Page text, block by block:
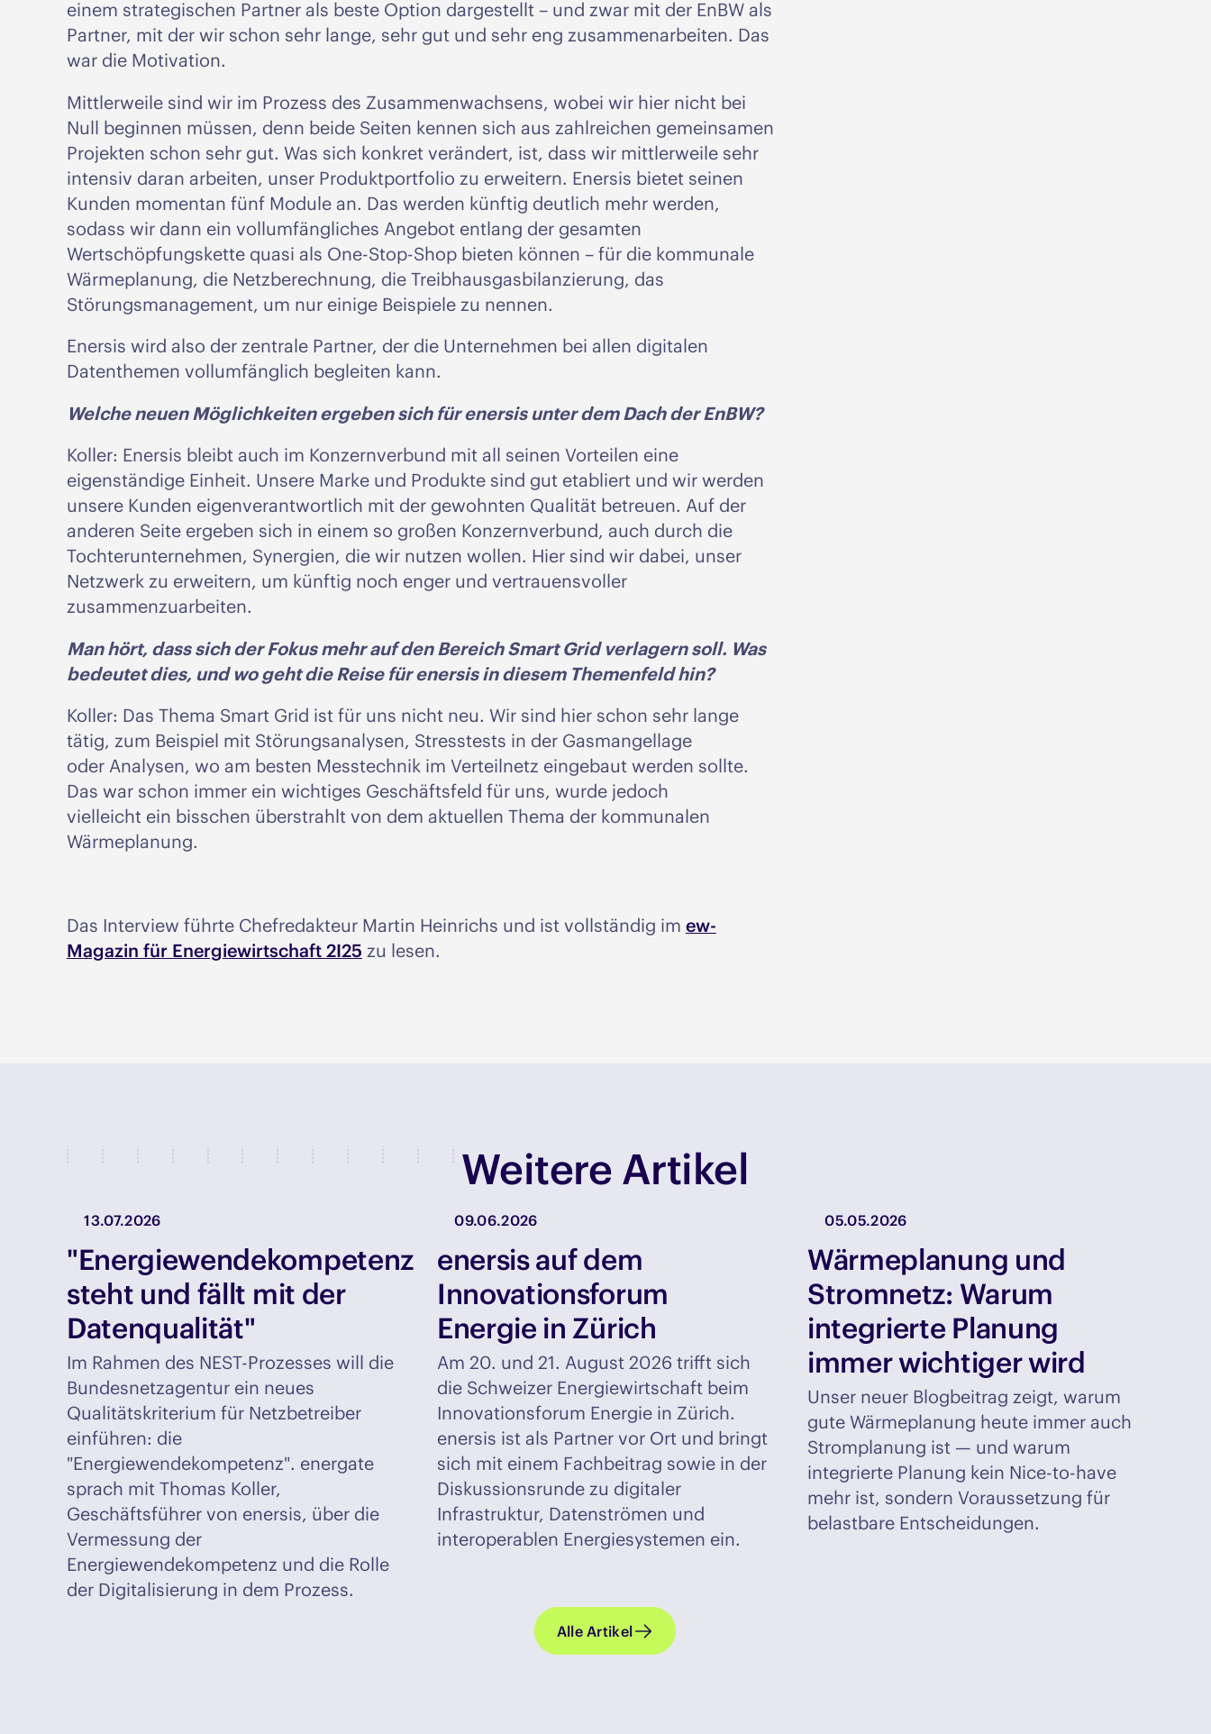
einem strategischen Partner als beste Option dargestellt – und zwar mit der EnBW als
Partner, mit der wir schon sehr lange, sehr gut und sehr eng zusammenarbeiten. Das
war die Motivation.
Mittlerweile sind wir im Prozess des Zusammenwachsens, wobei wir hier nicht bei
Null beginnen müssen, denn beide Seiten kennen sich aus zahlreichen gemeinsamen
Projekten schon sehr gut. Was sich konkret verändert, ist, dass wir mittlerweile sehr
intensiv daran arbeiten, unser Produktportfolio zu erweitern. Enersis bietet seinen
Kunden momentan fünf Module an. Das werden künftig deutlich mehr werden,
sodass wir dann ein vollumfängliches Angebot entlang der gesamten
Wertschöpfungskette quasi als One-Stop-Shop bieten können – für die kommunale
Wärmeplanung, die Netzberechnung, die Treibhausgasbilanzierung, das
Störungsmanagement, um nur einige Beispiele zu nennen.
Enersis wird also der zentrale Partner, der die Unternehmen bei allen digitalen
Datenthemen vollumfänglich begleiten kann.
Welche neuen Möglichkeiten ergeben sich für enersis unter dem Dach der EnBW?
Koller: Enersis bleibt auch im Konzernverbund mit all seinen Vorteilen eine
eigenständige Einheit. Unsere Marke und Produkte sind gut etabliert und wir werden
unsere Kunden eigenverantwortlich mit der gewohnten Qualität betreuen. Auf der
anderen Seite ergeben sich in einem so großen Konzernverbund, auch durch die
Tochterunternehmen, Synergien, die wir nutzen wollen. Hier sind wir dabei, unser
Netzwerk zu erweitern, um künftig noch enger und vertrauensvoller
zusammenzuarbeiten.
Man hört, dass sich der Fokus mehr auf den Bereich Smart Grid verlagern soll. Was
bedeutet dies, und wo geht die Reise für enersis in diesem Themenfeld hin?
Koller: Das Thema Smart Grid ist für uns nicht neu. Wir sind hier schon sehr lange
tätig, zum Beispiel mit Störungsanalysen, Stresstests in der Gasmangellage
oder Analysen, wo am besten Messtechnik im Verteilnetz eingebaut werden sollte.
Das war schon immer ein wichtiges Geschäftsfeld für uns, wurde jedoch
vielleicht ein bisschen überstrahlt von dem aktuellen Thema der kommunalen
Wärmeplanung.
Das Interview führte Chefredakteur Martin Heinrichs und ist vollständig im ew-
Magazin für Energiewirtschaft 2I25 zu lesen.
Weitere Artikel
13.07.2026
"Energiewendekompetenz
steht und fällt mit der
Datenqualität"
Im Rahmen des NEST-Prozesses will die
Bundesnetzagentur ein neues
Qualitätskriterium für Netzbetreiber
einführen: die
"Energiewendekompetenz". energate
sprach mit Thomas Koller,
Geschäftsführer von enersis, über die
Vermessung der
Energiewendekompetenz und die Rolle
der Digitalisierung in dem Prozess.
09.06.2026
enersis auf dem
Innovationsforum
Energie in Zürich
Am 20. und 21. August 2026 trifft sich
die Schweizer Energiewirtschaft beim
Innovationsforum Energie in Zürich.
enersis ist als Partner vor Ort und bringt
sich mit einem Fachbeitrag sowie in der
Diskussionsrunde zu digitaler
Infrastruktur, Datenströmen und
interoperablen Energiesystemen ein.
05.05.2026
Wärmeplanung und
Stromnetz: Warum
integrierte Planung
immer wichtiger wird
Unser neuer Blogbeitrag zeigt, warum
gute Wärmeplanung heute immer auch
Stromplanung ist — und warum
integrierte Planung kein Nice-to-have
mehr ist, sondern Voraussetzung für
belastbare Entscheidungen.
Alle Artikel